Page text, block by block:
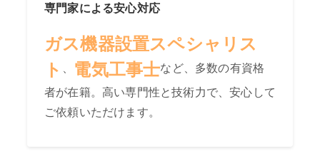
専門家による安心対応
ガス機器設置スペシャリス
ト
電気工事士など、多数の有資格
者が在籍。高い専門性と技術力で、安心して
ご依頼いただけます。